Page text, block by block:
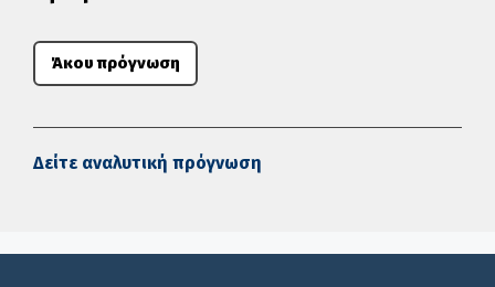
Άκου πρόγνωση
Δείτε αναλυτική πρόγνωση